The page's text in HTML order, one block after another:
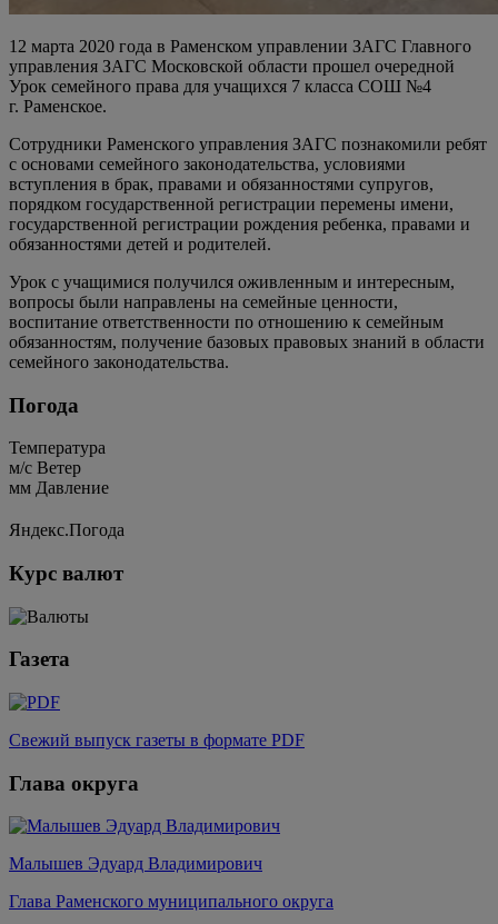
12 марта 2020 года в Раменском управлении ЗАГС Главного
управления ЗАГС Московской области прошел очередной
Урок семейного права для учащихся 7 класса СОШ №4
г. Раменское.
Сотрудники Раменского управления ЗАГС познакомили ребят
с основами семейного законодательства, условиями
вступления в брак, правами и обязанностями супругов,
порядком государственной регистрации перемены имени,
государственной регистрации рождения ребенка, правами и
обязанностями детей и родителей.
Урок с учащимися получился оживленным и интересным,
вопросы были направлены на семейные ценности,
воспитание ответственности по отношению к семейным
обязанностям, получение базовых правовых знаний в области
семейного законодательства.
Погода
Температура
м/c Ветер
мм Давление
Яндекс.Погода
Курс валют
Газета
Свежий выпуск газеты в формате PDF
Глава округа
Малышев Эдуард Владимирович
Глава Раменского муниципального округа